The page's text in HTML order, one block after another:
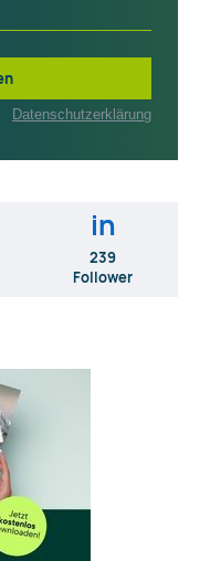
Datenschutzerklärung
in
239
Follower